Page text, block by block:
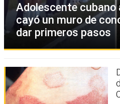
Adolescente cubano
cayó un muro de
dar primeros pasos